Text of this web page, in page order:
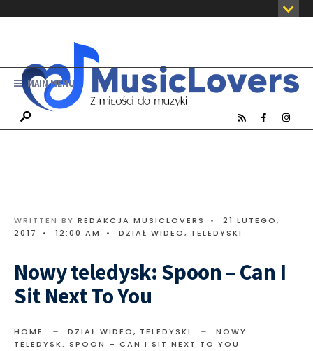
MAIN MENU
WRITTEN BY REDAKCJA MUSICLOVERS •
21 LUTEGO,
2017
• 12:00 AM • DZIAŁ WIDEO, TELEDYSKI
Nowy teledysk: Spoon – Can I
Sit Next To You
HOME DZIAŁ WIDEO, TELEDYSKI
NOWY
TELEDYSK: SPOON – CAN I SIT NEXT TO YOU